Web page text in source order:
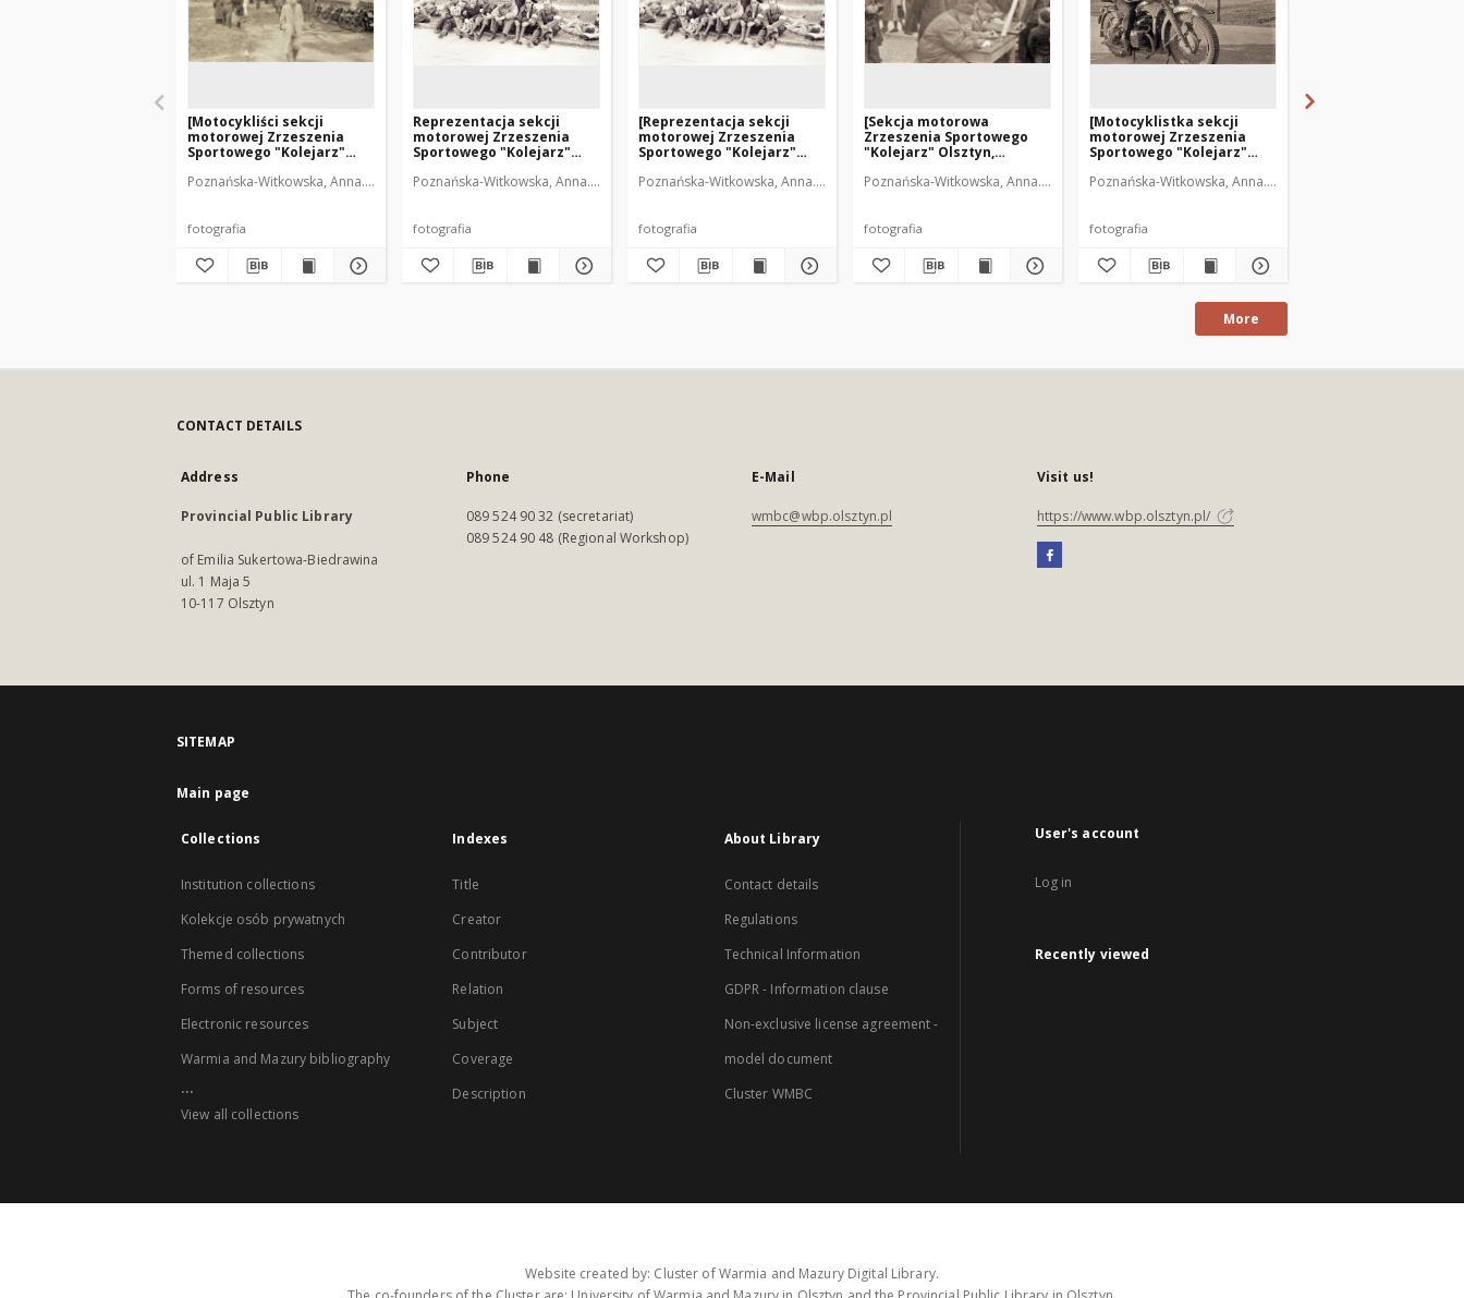
[Motocykliści sekcji
motorowej Zrzeszenia
Sportowego "Kolejarz"
Poznańska-Witkowska, Anna. Fot.
fotografia
Reprezentacja sekcji
motorowej Zrzeszenia
Sportowego "Kolejarz"
Radomiu. 1
Poznańska-Witkowska, Anna. Fot.
fotografia
[Reprezentacja sekcji
motorowej Zrzeszenia
Sportowego "Kolejarz"
Radomiu. 1]
Poznańska-Witkowska, Anna. Fot.
fotografia
[Sekcja motorowa
Zrzeszenia Sportowego
"Kolejarz" Olsztyn,
parady 1 Maja]
Poznańska-Witkowska, Anna. Fot.
fotografia
[Motocyklistka sekcji
motorowej Zrzeszenia
Sportowego "Kolejarz"
Poznańska-Witkowska, Anna. Fot.
fotografia
More
CONTACT DETAILS
Address
Provincial Public Library
of Emilia Sukertowa-Biedrawina
ul. 1 Maja 5
10-117 Olsztyn
Phone
089 524 90 32 (secretariat)
089 524 90 48 (Regional Workshop)
E-Mail
wmbc@wbp.olsztyn.pl
Visit us!
https://www.wbp.olsztyn.pl/
SITEMAP
Main page
Collections
Institution collections
Kolekcje osób prywatnych
Themed collections
Forms of resources
Electronic resources
Warmia and Mazury bibliography
...
View all collections
Indexes
Title
Creator
Contributor
Relation
Subject
Coverage
Description
About Library
Contact details
Regulations
Technical Information
GDPR - Information clause
Non-exclusive license agreement -
model document
Cluster WMBC
User's account
Log in
Recently viewed
Website created by: Cluster of Warmia and Mazury Digital Library.